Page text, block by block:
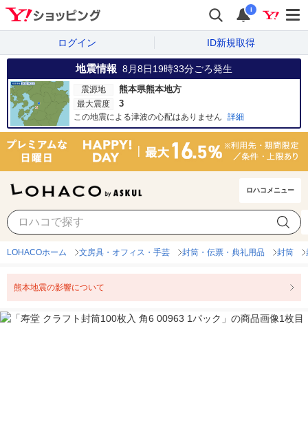
i
ログイン ID新規取得
地震情報 8月8日19時33分ごろ発生
震源地 熊本県熊本地方
最大震度 3
この地震による津波の心配はありません 詳細
ロハコメニュー
LOHACOホーム 文房具・オフィス・手芸 封筒・伝票・典礼用品 封筒
熊本地震の影響について